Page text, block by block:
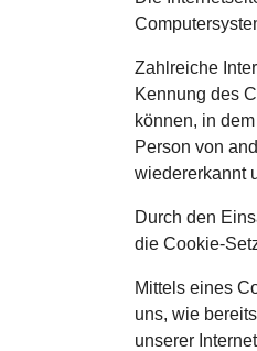
Zahlreiche
Kennung des
können, in
Person von
wiedererkannt
Durch den
die Cookie-
Mittels eines
uns, wie
unserer